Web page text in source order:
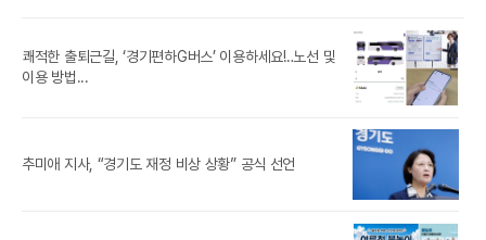
쾌적한 출퇴근길, ‘경기편하G버스’ 이용하세요!‥노선 및
이용 방법...
추미애 지사, “경기도 재정 비상 상황” 공식 선언